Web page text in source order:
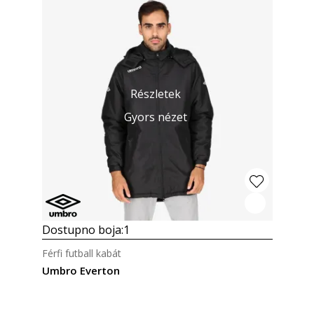
Részletek
Gyors nézet
Dostupno boja:1
Umbro Everton
Férfi futball kabát